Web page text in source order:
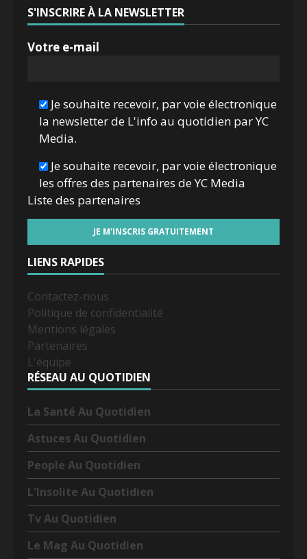
S'INSCRIRE À LA NEWSLETTER
Votre e-mail
Je souhaite recevoir, par voie électronique
la newsletter de L'info au quotidien par YC
Media.
Je souhaite recevoir, par voie électronique
les offres des partenaires de YC Media
Liste des partenaires
LIENS RAPIDES
Contactez-nous
Politique de confidentialité
Mentions légales
Partenaires
L'équipe
RÉSEAU AU QUOTIDIEN
La Santé Au Quotidien
Astuces Au Quotidien
People Au Quotidien
L'Insolite Au Quotidien
Tv Au Quotidien
Le Mag Au Quotidien